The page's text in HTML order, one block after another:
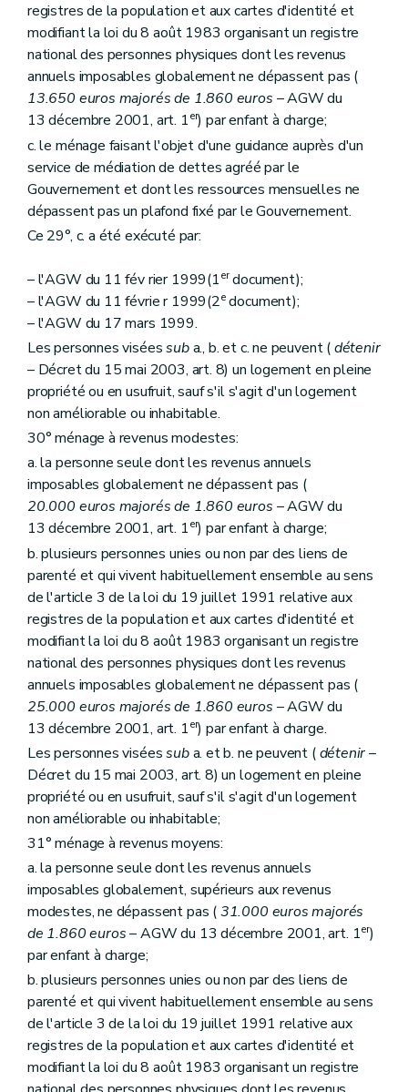
Art. 1761
Art. 1762
Art. 1763
Sous-section 2 Du contrôle des Guichets
Art. 1771
Art. 1772
Sous-section 3
Des sanctions
Art. 1781
Sous-section 4 De la perte de l'agrément
Art. 1782
Chapitre IV
Du Fonds du logement des familles nombreuses de Wallonie
Section première Généralités
Art. 179
Section 2 Du contrat de gestion
Art. 182
Section 3 Du financement
Art. 183
Art. 184
Art. 184 bis
Art. 185
Art. 185bis
Section 5 Du comité d'orientation du Fonds
Art. 186
Chapitre V Des pouvoirs locaux
Art. 187
Art. 188
Art. 189
Art. 190
Section première Dispositions communes
Art. 191
Art. 192
Section 2 Des dispositions spécifiques aux agences immobilières sociales
Art. 193
Art. 194
Section 3 (Des dispositions spécifiques aux régies des quartiers
Art. 195
Art. 196
Art. 197
Section 4 Des dispositions spécifiques aux associations de promotion du logement
Art. 198
Art. 199
Chapitre VII (Du Conseil supérieur du logement
Art. 200
Titre IIIbis
"De l'audit des acteurs locaux de la politique du logement" (décret du 9 février 2012)
Art. 200/1
Titre IV Dispositions administratives et pénales
Art. 200bis
Art. 200ter
Art. 201
Art. 202
Art. 202bis
Titre V Dispositions finales
Art. 203
Art. 204
Art. 205
Art. 205bis
Art. 206
Art. 207
Titre VI
"Disposition interprétative" (décret du 30 avril 2009)
registres de la population et aux cartes d'identité et
modifiant la loi du 8 août 1983 organisant un registre
national des personnes physiques dont les revenus
annuels imposables globalement ne dépassent pas (
13.650 euros majorés de 1.860 euros – AGW du
13 décembre 2001, art. 1er) par enfant à charge;
c. le ménage faisant l'objet d'une guidance auprès d'un
service de médiation de dettes agréé par le
Gouvernement et dont les ressources mensuelles ne
dépassent pas un plafond fixé par le Gouvernement.
Ce 29°, c. a été exécuté par:
– l'AGW du 11 fév rier 1999(1erdocument);
– l'AGW du 11 févrie r 1999(2edocument);
– l'AGW du 17 mars 1999.
Les personnes viséessuba., b. et c. ne peuvent (détenir
– Décret du 15 mai 2003, art. 8) un logement en pleine
propriété ou en usufruit, sauf s'il s'agit d'un logement
non améliorable ou inhabitable.
30° ménage à revenus modestes:
a. la personne seule dont les revenus annuels
imposables globalement ne dépassent pas (
20.000 euros majorés de 1.860 euros – AGW du
13 décembre 2001, art. 1er) par enfant à charge;
b. plusieurs personnes unies ou non par des liens de
parenté et qui vivent habituellement ensemble au sens
de l'article 3 de la loi du 19 juillet 1991 relative aux
registres de la population et aux cartes d'identité et
modifiant la loi du 8 août 1983 organisant un registre
national des personnes physiques dont les revenus
annuels imposables globalement ne dépassent pas (
25.000 euros majorés de 1.860 euros – AGW du
13 décembre 2001, art. 1er) par enfant à charge.
Les personnes viséessuba. et b. ne peuvent (détenir–
Décret du 15 mai 2003, art. 8) un logement en pleine
propriété ou en usufruit, sauf s'il s'agit d'un logement
non améliorable ou inhabitable;
31° ménage à revenus moyens:
a. la personne seule dont les revenus annuels
imposables globalement, supérieurs aux revenus
modestes, ne dépassent pas (31.000 euros majorés
de 1.860 euros– AGW du 13 décembre 2001, art. 1er)
par enfant à charge;
b. plusieurs personnes unies ou non par des liens de
parenté et qui vivent habituellement ensemble au sens
de l'article 3 de la loi du 19 juillet 1991 relative aux
registres de la population et aux cartes d'identité et
modifiant la loi du 8 août 1983 organisant un registre